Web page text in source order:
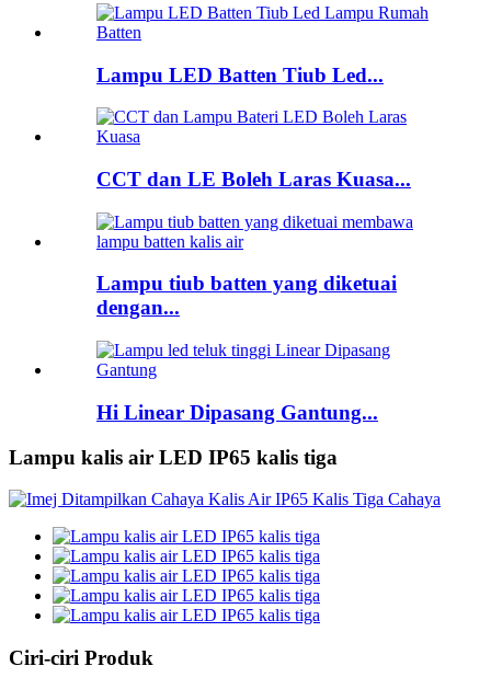
Lampu LED Batten Tiub Led...
CCT dan LE Boleh Laras Kuasa...
Lampu tiub batten yang diketuai
dengan...
Hi Linear Dipasang Gantung...
Lampu kalis air LED IP65 kalis tiga
Ciri-ciri Produk